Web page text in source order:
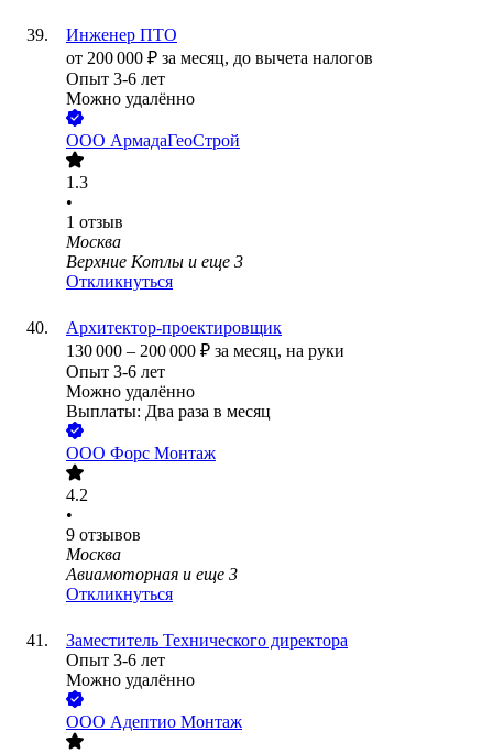
Инженер ПТО
от 200 000 ₽ за месяц, до вычета налогов
Опыт 3-6 лет
Можно удалённо
ООО АрмадаГеоСтрой
1.3
•
1 отзыв
Москва
Верхние Котлы и еще 3
Откликнуться
Архитектор-проектировщик
130 000 – 200 000 ₽ за месяц, на руки
Опыт 3-6 лет
Можно удалённо
Выплаты: Два раза в месяц
ООО Форс Монтаж
4.2
•
9 отзывов
Москва
Авиамоторная и еще 3
Откликнуться
Заместитель Технического директора
Опыт 3-6 лет
Можно удалённо
ООО Адептио Монтаж